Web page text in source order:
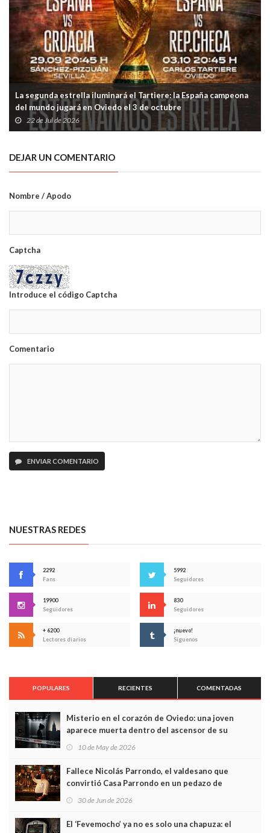
La segunda estrella iluminará el Tartiere: la España campeona
del mundo jugará en Oviedo el 3 de octubre
22 de Jul de 2026
DEJAR UN COMENTARIO
Nombre / Apodo
Captcha
Introduce el código Captcha
Comentario
ENVIAR COMENTARIO
NUESTRAS REDES
2292
Fans
5992
Seguidores
19900
Seguidores
830
Seguidores
+ 6200
Lectores diarios
¡nuevo!
Síguenos
POPULARES RECIENTES COMENTADAS
Misterio en el corazón de Oviedo: una joven
aparece muerta dentro del ascensor de su
edificio y las cámaras captan sus últimos minutos
10 de May de 2026
Fallece Nicolás Parrondo, el valdesano que
convirtió Casa Parrondo en un pedazo de
Asturias en Madrid
30 de Jun de 2026
El ‘Fevemocho’ ya no es solo una chapuza: el